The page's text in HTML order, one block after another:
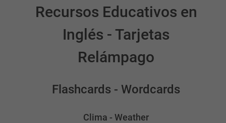
Recursos Educativos en
Inglés - Tarjetas
Relámpago
Flashcards - Wordcards
Clima - Weather